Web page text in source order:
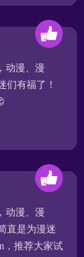
动漫、漫
们有福了！
动漫、漫
直是为漫迷
，推荐大家试